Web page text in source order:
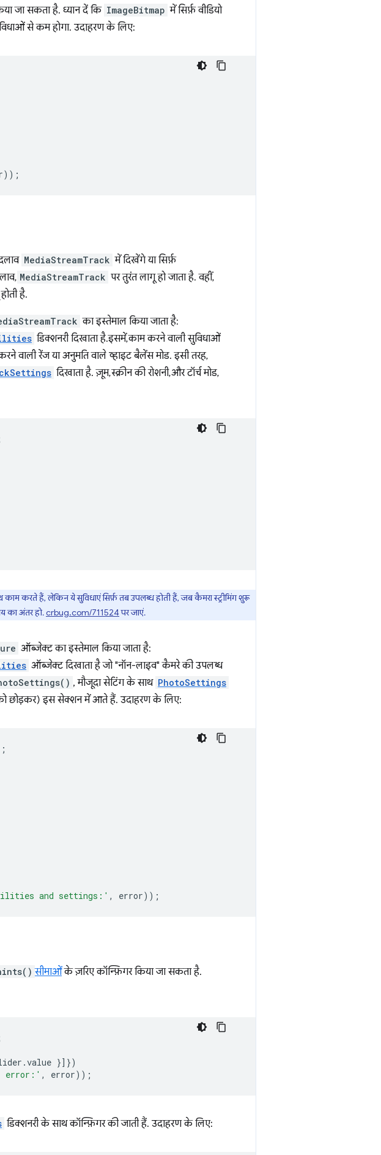
जा सकता है. ध्यान दें कि ImageBitmap में सिर्फ़ वीडियो
से कम होगा. उदाहरण के लिए:
));
MediaStreamTrack में दिखेंगे या सिर्फ़
MediaStreamTrack पर तुरंत लागू हो जाता है. वहीं,
है.
का इस्तेमाल किया जाता है:
डिक्शनरी दिखाता है.इसमें, काम करने वाली सुविधाओं
वाली रेंज या अनुमति वाले व्हाइट बैलेंस मोड. इसी तरह,
दिखाता है. ज़ूम, स्क्रीन की रोशनी, और टॉर्च मोड,
करते हैं, लेकिन ये सुविधाएं सिर्फ़ तब उपलब्ध होती हैं, जब कैमरा स्ट्रीमिंग शुरू
का अंतर हो.crbug.com/711524पर जाएं.
ऑब्जेक्ट का इस्तेमाल किया जाता है:
ऑब्जेक्ट दिखाता है जो "नॉन-लाइव" कैमरे की उपलब्ध
, मौजूदा सेटिंग के साथ PhotoSettings
को छोड़कर) इस सेक्शन में आते हैं. उदाहरण के लिए:
and settings:' , error));
सीमाओंके ज़रिए कॉन्फ़िगर किया जा सकता है.
.value }]})
error:' , error));
डिक्शनरी के साथ कॉन्फ़िगर की जाती हैं. उदाहरण के लिए: